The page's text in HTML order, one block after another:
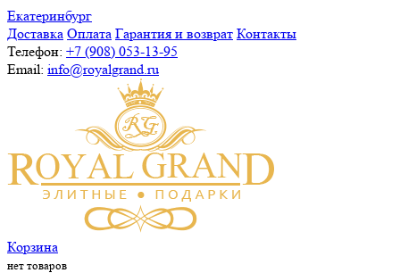
Екатеринбург
Доставка Оплата Гарантия и возврат Контакты
Телефон: +7 (908) 053-13-95
Email: info@royalgrand.ru
Корзина
нет товаров